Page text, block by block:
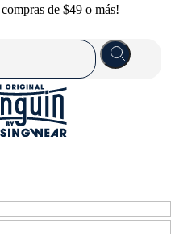
de $49 o más!